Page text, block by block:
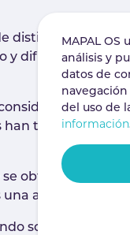
distinción y
y difícil de
el
tenido la
obtiene del
auténtica
son utilizados
MAPAL OS
análisis y
datos de
del uso de
información